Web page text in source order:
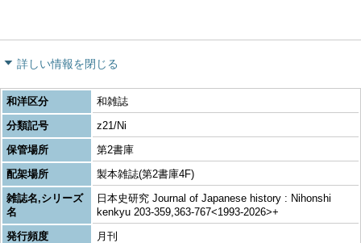
詳しい情報を閉じる
和洋区分
和雑誌
分類記号
z21/Ni
保管場所
第2書庫
配架場所
製本雑誌(第2書庫4F)
雑誌名,シリーズ
名
日本史研究 Journal of Japanese history : Nihonshi
kenkyu 203-359,363-767<1993-2026>+
発行頻度
月刊